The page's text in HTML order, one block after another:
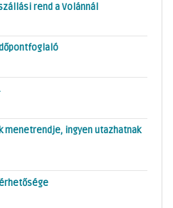
rend a Volánnál
menetrendje, ingyen utazhatnak